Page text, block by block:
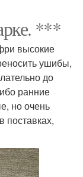
***
высокие
ушибы,
до
ранние
но очень
поставках,